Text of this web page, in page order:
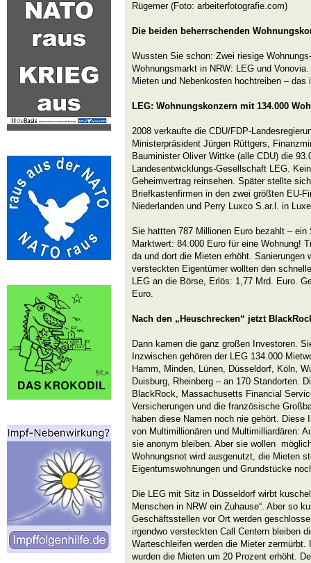
Rügemer (Foto: arbeiterfotografie.com)
Die beiden beherrschenden
Wussten Sie schon: Zwei riesige
Wohnungsmarkt in NRW: LEG und
Mieten und Nebenkosten hochtreiben –
LEG: Wohnungskonzern mit 134.000
2008 verkaufte die CDU/FDP-
Ministerpräsident Jürgen Rüttgers,
Bauminister Oliver Wittke (alle CDU) die
Landesentwicklungs-Gesellschaft LEG.
Geheimvertrag reinsehen. Später stellte
Briefkastenfirmen in den zwei größten EU-
Niederlanden und Perry Luxco S.ar.l. in
Sie hattten 787 Millionen Euro bezahlt – ein
Marktwert: 84.000 Euro für eine Wohnung!
da und dort die Mieten erhöht. Sanierungen
versteckten Eigentümer wollten den
LEG an die Börse, Erlös: 1,77 Mrd. Euro.
Euro.
Nach den „Heuschrecken“ jetzt
Dann kamen die ganz großen Investoren.
Inzwischen gehören der LEG 134.000
Hamm, Minden, Lünen, Düsseldorf, Köln,
Duisburg, Rheinberg – an 170 Standorten.
BlackRock, Massachusetts Financial
Versicherungen und die französische
haben diese Namen noch nie gehört. Diese
von Multimillionären und Multimilliardären:
sie anonym bleiben. Aber sie wollen
Wohnungsnot wird ausgenutzt, die Mieten
Eigentumswohnungen und Grundstücke
Die LEG mit Sitz in Düsseldorf wirbt
Menschen in NRW ein Zuhause“. Aber so
Geschäftsstellen vor Ort werden
irgendwo versteckten Call Centern bleiben
Warteschleifen werden die Mieter zermürbt.
wurden die Mieten um 20 Prozent erhöht.